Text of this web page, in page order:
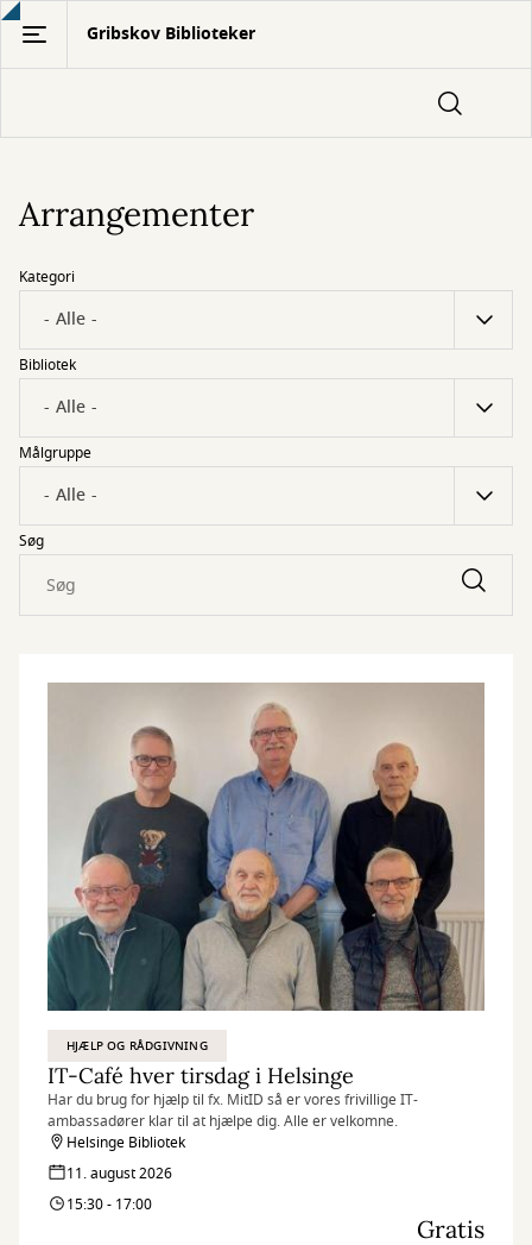
Gå
hovedindhold
Gribskov Biblioteker
Arrangementer
Kategori
Bibliotek
Målgruppe
Søg
HJÆLP OG RÅDGIVNING
IT-Café hver tirsdag i Helsinge
Har du brug for hjælp til fx. MitID så er vores frivillige IT-
ambassadører klar til at hjælpe dig. Alle er velkomne.
Helsinge Bibliotek
11. august 2026
15:30 - 17:00
Gratis